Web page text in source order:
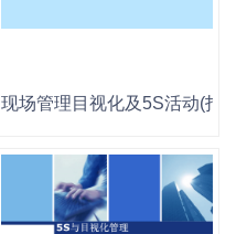
现场管理目视化及5S活动(打